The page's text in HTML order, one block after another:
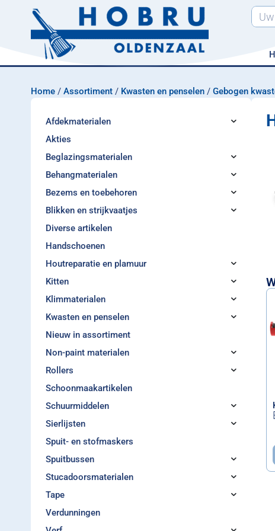
Home / Assortiment / Kwasten en penselen / Gebogen
Afdekmaterialen
Akties
Beglazingsmaterialen
Behangmaterialen
Bezems en toebehoren
Blikken en strijkvaatjes
Diverse artikelen
Handschoenen
Houtreparatie en plamuur
Kitten
Klimmaterialen
Kwasten en penselen
Nieuw in assortiment
Non-paint materialen
Rollers
Schoonmaakartikelen
Schuurmiddelen
Sierlijsten
Spuit- en stofmaskers
Spuitbussen
Stucadoorsmaterialen
Tape
Verdunningen